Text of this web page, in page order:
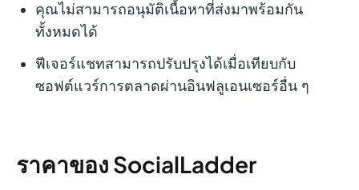
คุณไม่สามารถอนุมัติเนื้อหาที่ส่งมาพร้อมกัน
ทั้งหมดได้
ฟีเจอร์แชทสามารถปรับปรุงได้เมื่อเทียบกับ
ซอฟต์แวร์การตลาดผ่านอินฟลูเอนเซอร์อื่น ๆ
ราคาของ SocialLadder